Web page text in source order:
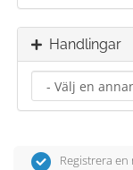
Handlingar
Registrera